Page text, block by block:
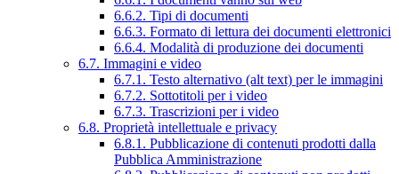
6.6.2. Tipi di documenti
6.6.3. Formato di lettura dei documenti elettronici
6.6.4. Modalità di produzione dei documenti
6.7. Immagini e video
6.7.1. Testo alternativo (alt text) per le immagini
6.7.2. Sottotitoli per i video
6.7.3. Trascrizioni per i video
6.8. Proprietà intellettuale e privacy
6.8.1. Pubblicazione di contenuti prodotti dalla
Pubblica Amministrazione